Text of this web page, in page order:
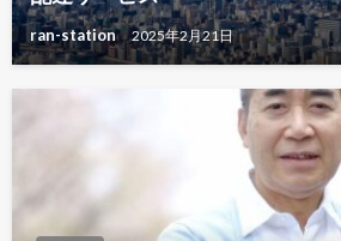
ran-station 2025年2月21日